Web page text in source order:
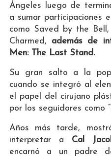
Ángeles luego de
a sumar participaciones
como Saved by the
Charmed, además de
Men: The Last Stand.
Su gran salto a la
cuando se integró al
el papel del cirujano
por los seguidores como
Años más tarde,
interpretar a Cal
encarnó a un padre